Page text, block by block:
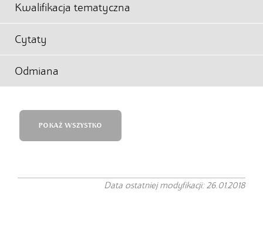
Kwalifikacja tematyczna
Cytaty
Odmiana
POKAŻ WSZYSTKO
Data ostatniej modyfikacji: 26.01.2018